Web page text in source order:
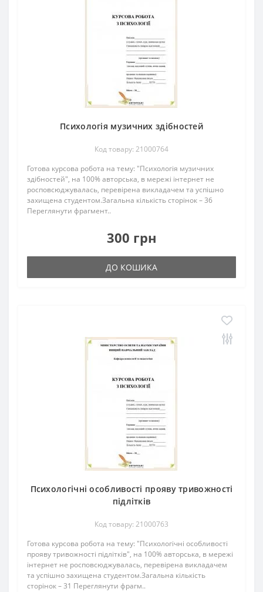
Психологія музичних здібностей
Код товару: 21000764
Готова курсова робота на тему: "Психологія музичних
здібностей", на 100% авторська, в мережі інтернет не
росповсюджувалась, перевірена викладачем та успішно
захищена студентом.Загальна кількість сторінок – 36
Переглянути фрагмент..
300 грн
ДО КОШИКА
Психологічні особливості прояву тривожності
підлітків
Код товару: 21000763
Готова курсова робота на тему: "Психологічні особливості
прояву тривожності підлітків", на 100% авторська, в мережі
інтернет не росповсюджувалась, перевірена викладачем
та успішно захищена студентом.Загальна кількість
сторінок – 31 Переглянути фрагм..